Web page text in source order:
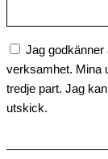
Jag godkänner
verksamhet. Mina
tredje part. Jag
utskick.